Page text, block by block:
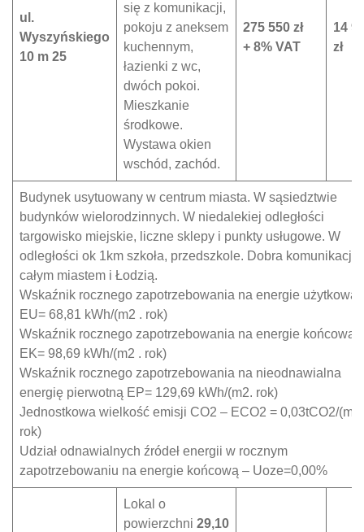
ul.
Wyszyńskiego
10 m 25
się z komunikacji,
pokoju z aneksem
kuchennym,
łazienki z wc,
dwóch pokoi.
Mieszkanie
środkowe.
Wystawa okien
wschód, zachód.
275 550 zł
+ 8% VAT
14
zł
Budynek usytuowany w centrum miasta. W sąsiedztwie
budynków wielorodzinnych. W niedalekiej odległości
targowisko miejskie, liczne sklepy i punkty usługowe. W
odległości ok 1km szkoła, przedszkole. Dobra komunikacja
całym miastem i Łodzią.
Wskaźnik rocznego zapotrzebowania na energie użytkową
EU= 68,81 kWh/(m2 . rok)
Wskaźnik rocznego zapotrzebowania na energie końcową
EK= 98,69 kWh/(m2 . rok)
Wskaźnik rocznego zapotrzebowania na nieodnawialna
energię pierwotną EP= 129,69 kWh/(m2. rok)
Jednostkowa wielkość emisji CO2 – ECO2 = 0,03tCO2/(m2
rok)
Udział odnawialnych źródeł energii w rocznym
zapotrzebowaniu na energie końcową – Uoze=0,00%
Lokal o
powierzchni 29,10